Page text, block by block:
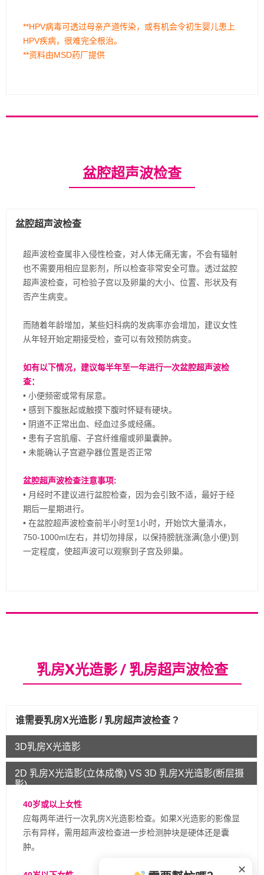
**HPV病毒可透过母亲产道传染，或有机会令初生婴儿患上
HPV疾病，很难完全根治。
**资料由MSD药厂提供
盆腔超声波检查
盆腔超声波检查
超声波检查属非入侵性检查，对人体无痛无害，不会有辐射
也不需要用相应显影剂，所以检查非常安全可靠。透过盆腔
超声波检查，可检验子宫以及卵巢的大小、位置、形状及有
否产生病变。
而随着年龄增加，某些妇科病的发病率亦会增加，建议女性
从年轻开始定期接受检，查可以有效预防病变。
如有以下情况，建议每半年至一年进行一次盆腔超声波检
查：
• 小便频密或常有尿意。
• 感到下腹胀起或触摸下腹时怀疑有硬块。
• 阴道不正常出血、经血过多或经痛。
• 患有子宫肌瘤、子宫纤维瘤或卵巢囊肿。
• 未能确认子宫避孕器位置是否正常
盆腔超声波检查注意事项:
• 月经时不建议进行盆腔检查，因为会引致不适，最好于经
期后一星期进行。
• 在盆腔超声波检查前半小时至1小时，开始饮大量清水，
750-1000ml左右，并切勿排尿，以保持膀胱涨满(急小便)到
一定程度，使超声波可以观察到子宫及卵巢。
乳房X光造影 / 乳房超声波检查
谁需要乳房X光造影 / 乳房超声波检查 ?
3D乳房X光造影
2D 乳房X光造影(立体成像) VS 3D 乳房X光造影(断层摄
影)
40岁或以上女性
应每两年进行一次乳房X光造影检查。如果X光造影的影像显
示有异样，需用超声波检查进一步检测肿块是硬体还是囊
肿。
✕